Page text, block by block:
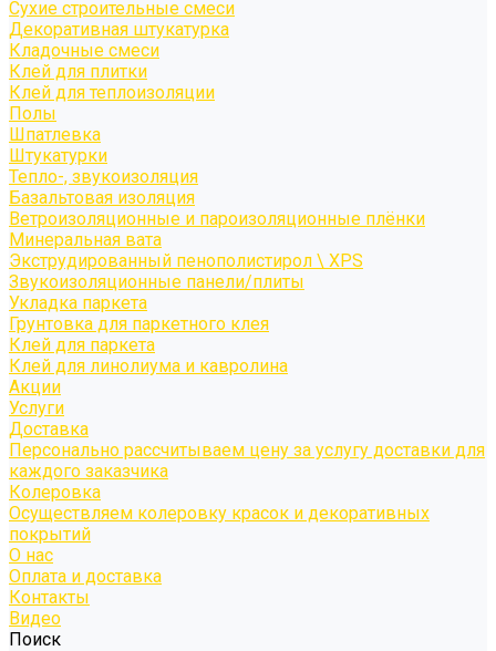
Сухие строительные смеси
Декоративная штукатурка
Кладочные смеси
Клей для плитки
Клей для теплоизоляции
Полы
Шпатлевка
Штукатурки
Тепло-, звукоизоляция
Базальтовая изоляция
Ветроизоляционные и пароизоляционные плёнки
Минеральная вата
Экструдированный пенополистирол \ XPS
Звукоизоляционные панели/плиты
Укладка паркета
Грунтовка для паркетного клея
Клей для паркета
Клей для линолиума и кавролина
Акции
Услуги
Доставка
Персонально рассчитываем цену за услугу доставки для
каждого заказчика
Колеровка
Осуществляем колеровку красок и декоративных
покрытий
О нас
Оплата и доставка
Контакты
Видео
Поиск